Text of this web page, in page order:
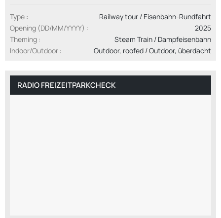
Type
Railway tour / Eisenbahn-Rundfahrt
Opening (DD/MM/YYYY)
2025
Theming
Steam Train / Dampfeisenbahn
Indoor/Outdoor
Outdoor, roofed / Outdoor, überdacht
RADIO FREIZEITPARKCHECK